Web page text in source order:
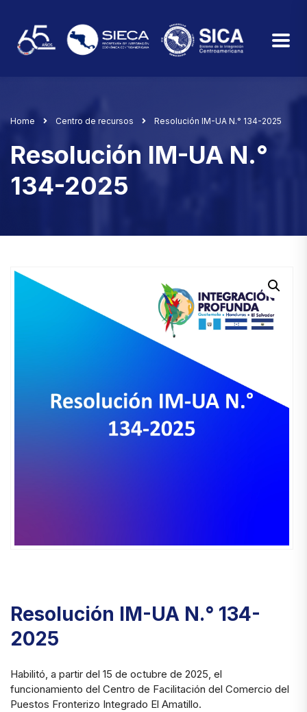
Home Centro de recursos Resolución IM-UA N.° 134-2025
Resolución IM-UA N.°
134-2025
Resolución IM-UA N.° 134-
2025
Habilitó, a partir del 15 de octubre de 2025, el
funcionamiento del Centro de Facilitación del Comercio del
Puestos Fronterizo Integrado El Amatillo.